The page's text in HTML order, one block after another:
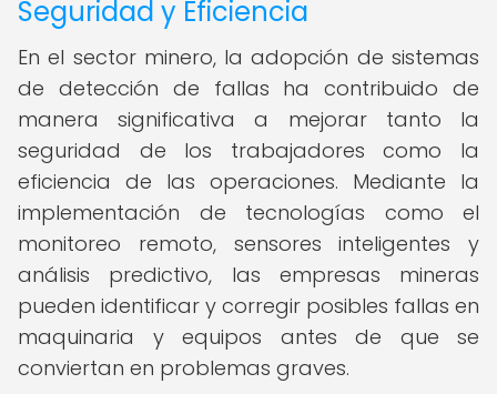
Seguridad y Eficiencia
En el sector minero, la adopción de sistemas
de detección de fallas ha contribuido de
manera significativa a mejorar tanto la
seguridad de los trabajadores como la
eficiencia de las operaciones. Mediante la
implementación de tecnologías como el
monitoreo remoto, sensores inteligentes y
análisis predictivo, las empresas mineras
pueden identificar y corregir posibles fallas en
maquinaria y equipos antes de que se
conviertan en problemas graves.